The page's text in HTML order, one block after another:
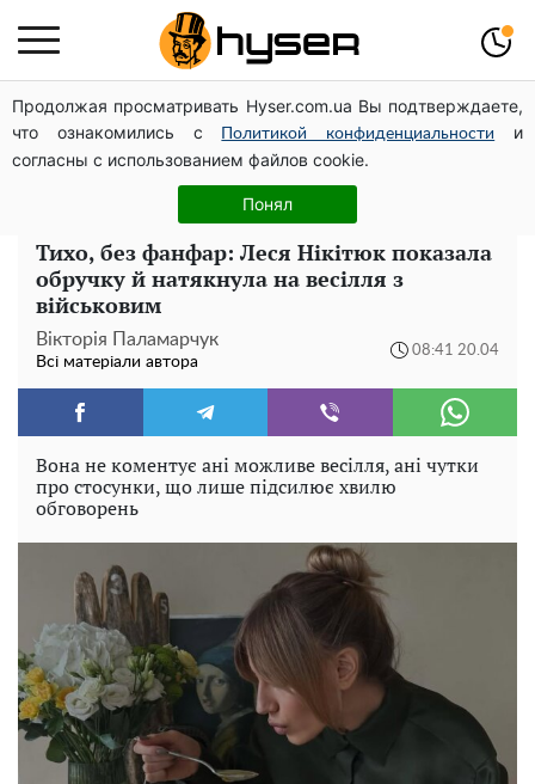
Продолжая просматривать Hyser.com.ua Вы подтверждаете,
что ознакомились с
Политикой конфиденциальности
и
согласны с использованием файлов cookie.
Понял
Олена Тополя злив відео – це далеко не все: фронтмен
"Антитіла" Тарас Тополя став наступним
"Холостячка" Ксенія Мішина перестаралася і блиснула
зоною бікіні: надто широко розсунула
Тихо, без фанфар: Леся Нікітюк показала
обручку й натякнула на весілля з
військовим
Вікторія Паламарчук
Всі матеріали автора
08:41 20.04
Вона не коментує ані можливе весілля, ані чутки
про стосунки, що лише підсилює хвилю
обговорень